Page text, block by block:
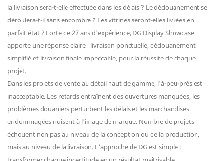
la livraison sera-t-elle effectuée dans les délais ? Le dédouanement se
déroulera-t-il sans encombre ? Les vitrines seront-elles livrées en
parfait état ? Forte de 27 ans d'expérience, DG Display Showcase
apporte une réponse claire : livraison ponctuelle, dédouanement
simplifié et livraison finale impeccable, pour la réussite de chaque
projet.
Dans les projets de vente au détail haut de gamme, l'à-peu-près est
inacceptable. Les retards entraînent des ouvertures manquées, les
problèmes douaniers perturbent les délais et les marchandises
endommagées nuisent à l'image de marque. Nombre de projets
échouent non pas au niveau de la conception ou de la production,
mais au niveau de la livraison. L'approche de DG est simple :